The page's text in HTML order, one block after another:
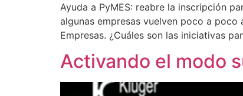
Ayuda a PyMES: reabre la inscripción
algunas empresas vuelven poco a
Empresas. ¿Cuáles son las iniciativas
Activando el modo